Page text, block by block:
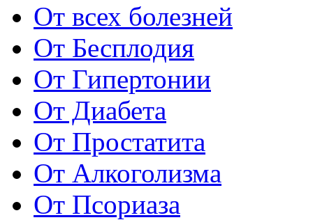
От всех болезней
От Бесплодия
От Гипертонии
От Диабета
От Простатита
От Алкоголизма
От Псориаза